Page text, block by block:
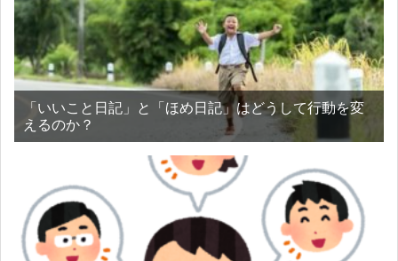
「いいこと日記」と「ほめ日記」はどうして行動を変
えるのか？